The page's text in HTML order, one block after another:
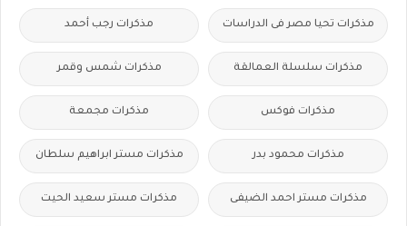
مذكرات تحيا مصر فى الدراسات مذكرات رجب أحمد
مذكرات سلسلة العمالقة مذكرات شمس وقمر
مذكرات فوكس مذكرات مجمعة
مذكرات محمود بدر مذكرات مستر ابراهيم سلطان
مذكرات مستر احمد الضيفى مذكرات مستر سعيد الحيت